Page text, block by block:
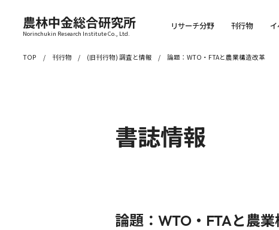
農林中金総合研究所
Norinchukin Research Institute Co., Ltd.
リサーチ分野 刊行物
TOP 刊行物 (旧刊行物) 調査と情報 論題：WTO・FTAと農業構造改革
書誌情報
論題：WTO・FTAと農